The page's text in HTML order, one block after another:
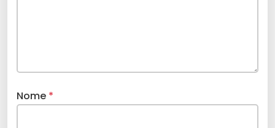
Nome *